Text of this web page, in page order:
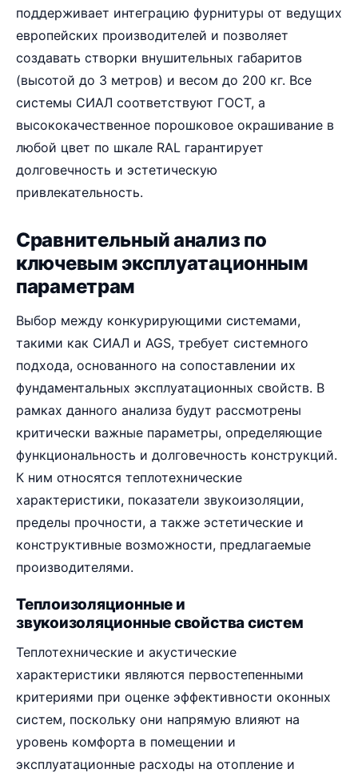
поддерживает интеграцию фурнитуры от ведущих
европейских производителей и позволяет
создавать створки внушительных габаритов
(высотой до 3 метров) и весом до 200 кг. Все
системы СИАЛ соответствуют ГОСТ, а
высококачественное порошковое окрашивание в
любой цвет по шкале RAL гарантирует
долговечность и эстетическую
привлекательность.
Сравнительный анализ по
ключевым эксплуатационным
параметрам
Выбор между конкурирующими системами,
такими как СИАЛ и AGS, требует системного
подхода, основанного на сопоставлении их
фундаментальных эксплуатационных свойств. В
рамках данного анализа будут рассмотрены
критически важные параметры, определяющие
функциональность и долговечность конструкций.
К ним относятся теплотехнические
характеристики, показатели звукоизоляции,
пределы прочности, а также эстетические и
конструктивные возможности, предлагаемые
производителями.
Теплоизоляционные и
звукоизоляционные свойства систем
Теплотехнические и акустические
характеристики являются первостепенными
критериями при оценке эффективности оконных
систем, поскольку они напрямую влияют на
уровень комфорта в помещении и
эксплуатационные расходы на отопление и